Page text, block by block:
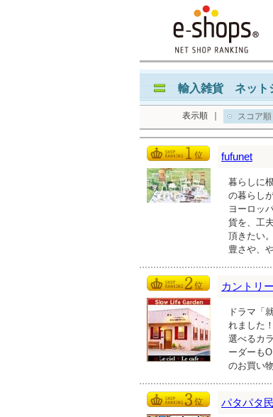
輸入雑貨 ネット
表示順 スコア順
fufunet
暮らしに
の暮らし
ヨーロッ
貨を、工
頂きたい
豊さや、
カントリ
ドラマ「
れました！
選べるカ
ーダーも
のお買い
パタパタ